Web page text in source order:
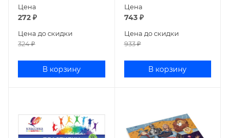
Цена
272 ₽
Цена до скидки
324₽
В корзину
Цена
743₽
Цена до скидки
933₽
В корзину